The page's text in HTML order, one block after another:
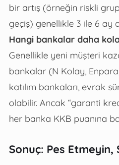
bir artış (örneğin riskli
geçiş) genellikle 3 ile 6 ay
Hangi bankalar daha
Genellikle yeni müşteri
bankalar (N Kolay,
katılım bankaları, evrak
olabilir. Ancak “garanti
her banka KKB puanına
Sonuç: Pes